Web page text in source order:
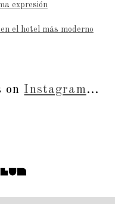
expresión
el hotel más moderno
on Instagram...